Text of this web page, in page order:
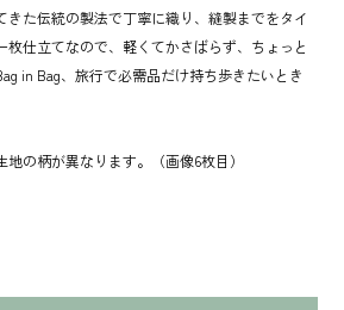
きた伝統の製法で丁寧に織り、縫製までをタイ
枚仕立てなので、軽くてかさばらず、ちょっと
in Bag、旅行で必需品だけ持ち歩きたいとき
の柄が異なります。（画像6枚目）